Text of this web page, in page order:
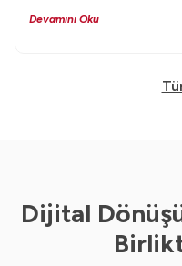
Devamını Oku
Dijital